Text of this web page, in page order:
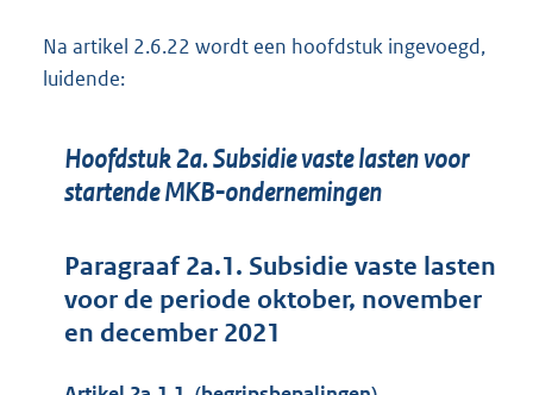
Na artikel 2.6.22 wordt een hoofdstuk ingevoegd,
luidende:
Hoofdstuk 2a. Subsidie vaste lasten voor
startende MKB-ondernemingen
Paragraaf 2a.1. Subsidie vaste lasten
voor de periode oktober, november
en december 2021